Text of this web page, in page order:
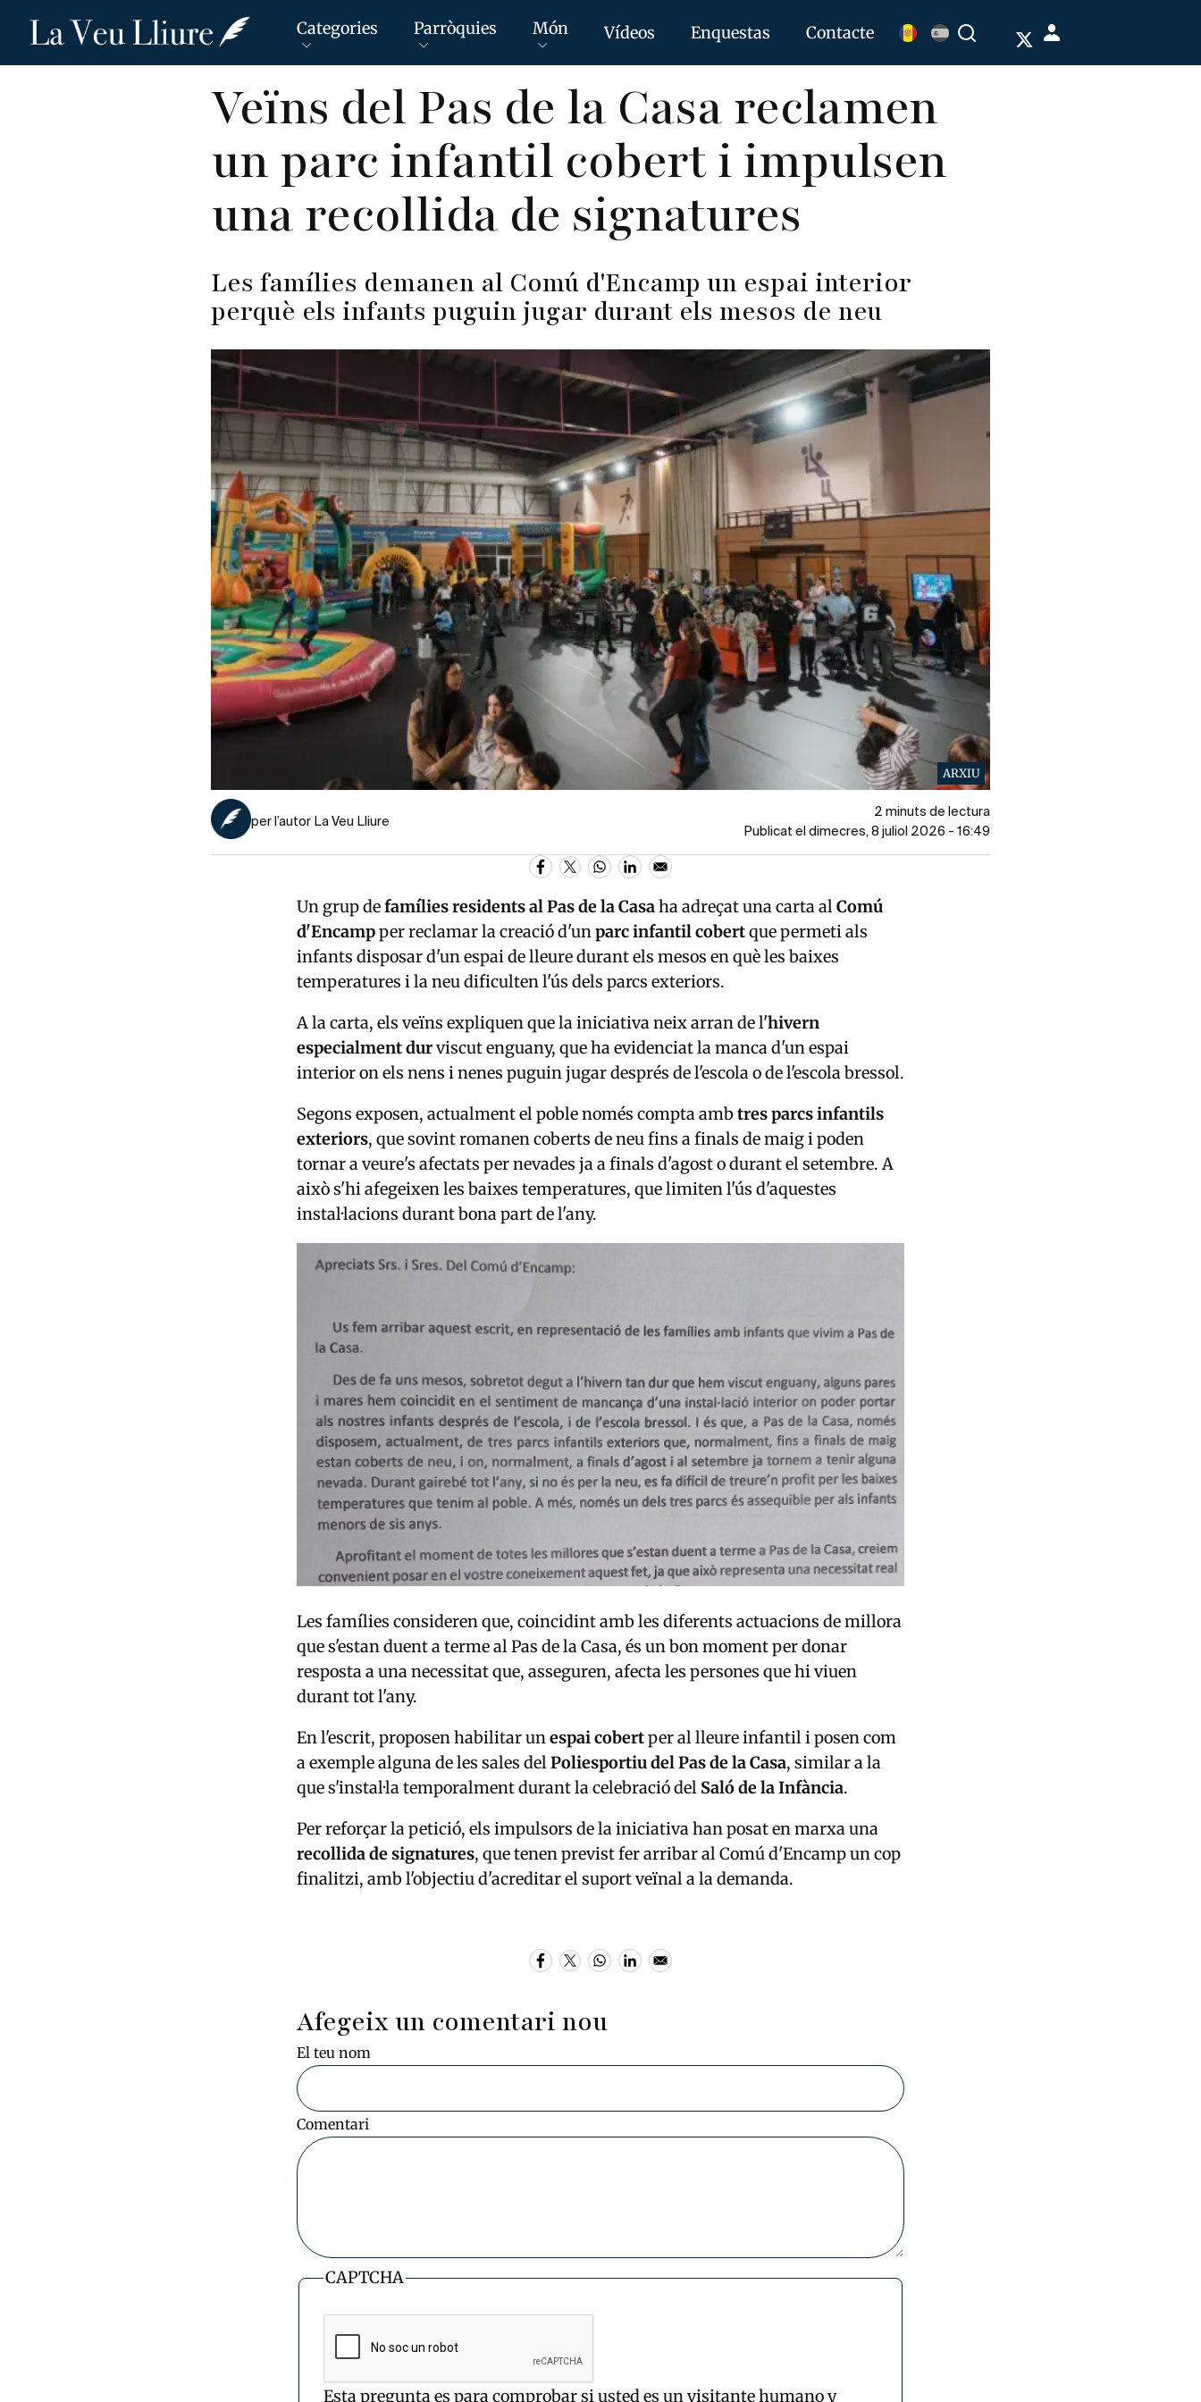
Vés
Categories Parròquies Món Vídeos Enquestas Contacte Buscar Menú
de
Veïns del Pas de la Casa reclamen
un parc infantil cobert i impulsen
una recollida de signatures
Les famílies demanen al Comú d'Encamp un espai interior
perquè els infants puguin jugar durant els mesos de neu
ARXIU
per l’autor La Veu Lliure
2 minuts de lectura
Publicat el dimecres, 8 juliol 2026 - 16:49
Un grup defamílies residents al Pas de la Casaha adreçat una carta alComú
d'Encampper reclamar la creació d'unparc infantil cobertque permeti als
infants disposar d'un espai de lleure durant els mesos en què les baixes
temperatures i la neu dificulten l'ús dels parcs exteriors.
A la carta, els veïns expliquen que la iniciativa neix arran de l'hivern
especialment durviscut enguany, que ha evidenciat la manca d'un espai
interior on els nens i nenes puguin jugar després de l'escola o de l'escola bressol.
Segons exposen, actualment el poble només compta amb tres parcs infantils
exteriors, que sovint romanen coberts de neu fins a finals de maig i poden
tornar a veure's afectats per nevades ja a finals d'agost o durant el setembre. A
això s'hi afegeixen les baixes temperatures, que limiten l'ús d'aquestes
instal·lacions durant bona part de l'any.
Les famílies consideren que, coincidint amb les diferents actuacions de millora
que s'estan duent a terme al Pas de la Casa, és un bon moment per donar
resposta a una necessitat que, asseguren, afecta les persones que hi viuen
durant tot l'any.
En l'escrit, proposen habilitar un espai cobertper al lleure infantil i posen com
a exemple alguna de les sales del Poliesportiu del Pas de la Casa, similar a la
que s'instal·la temporalment durant la celebració del Saló de la Infància.
Per reforçar la petició, els impulsors de la iniciativa han posat en marxa una
recollida de signatures, que tenen previst fer arribar al Comú d'Encamp un cop
finalitzi, amb l'objectiu d'acreditar el suport veïnal a la demanda.
Afegeix un comentari nou
El teu nom
Comentari
CAPTCHA
Esta pregunta es para comprobar si usted es un visitante humano y